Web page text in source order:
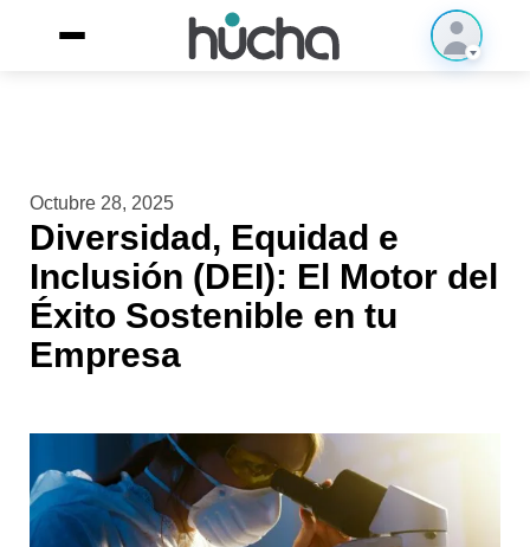
Octubre 28, 2025
Diversidad, Equidad e
Inclusión (DEI): El Motor del
Éxito Sostenible en tu
Empresa